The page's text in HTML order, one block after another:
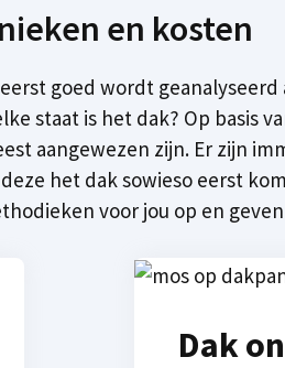
en kosten
goed wordt
staat is het dak? Op basis
aangewezen zijn. Er zijn
het dak sowieso eerst
voor jou op en
Dak